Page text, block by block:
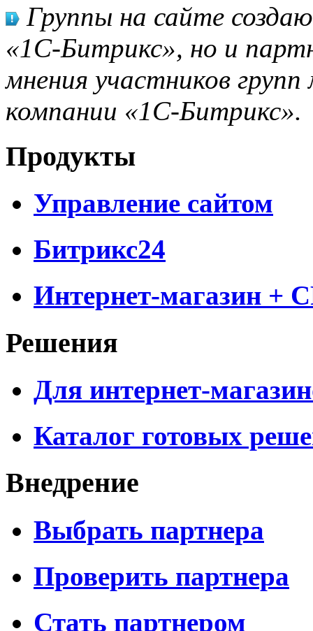
Группы на сайте
«1С-Битрикс», но и
мнения участников
компании «1С-Битрикс».
Продукты
Управление сайтом
Битрикс24
Интернет-магазин +
Решения
Для интернет-
Каталог готовых
Внедрение
Выбрать партнера
Проверить партнера
Стать партнером